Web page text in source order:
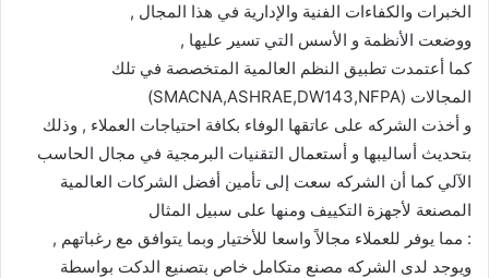
الخبرات والكفاءات الفنية والإدارية في هذا المجال ,
ووضعت الأنظمة و الأسس التي تسير عليها ,
كما أعتمدت تطبيق النظم العالمية المتخصصة في تلك
المجالات (SMACNA,ASHRAE,DW143,NFPA)
و أخذت الشركه على عاتقها الوفاء بكافة احتياجات العملاء , وذلك
بتحديث أساليبها و أستعمال التقنيات البرمجية في مجال الحاسب
الآلي كما أن الشركه سعت إلى تأمين أفضل الشركات العالمية
المصنعة لأجهزة التكييف ومنها على سبيل المثال
: مما يوفر للعملاء مجالاً واسعا للأختيار وبما يتوافق مع رغباتهم ,
ويوجد لدى الشركه مصنع متكامل خاص بتصنيع الدكت بواسطة